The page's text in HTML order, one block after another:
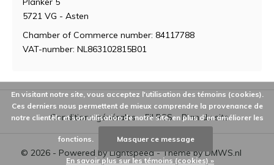
5721 VG - Asten
Chamber of Commerce number: 84117788
VAT-number: NL863102815B01
© 2026 - Powered byLightspeed- Theme byDMWS.nl
Conditions générales Fil RSS Plan du site
En visitant notre site, vous acceptez l'utilisation des témoins (cookies).
Ces derniers nous permettent de mieux comprendre la provenance de
notre clientèle et son utilisation de notre site, en plus d'en améliorer les
fonctions. Masquer ce message
En savoir plus sur les témoins (cookies) »